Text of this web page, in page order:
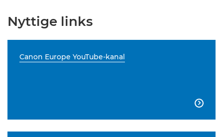
Nyttige links
Canon Europe YouTube-kanal
